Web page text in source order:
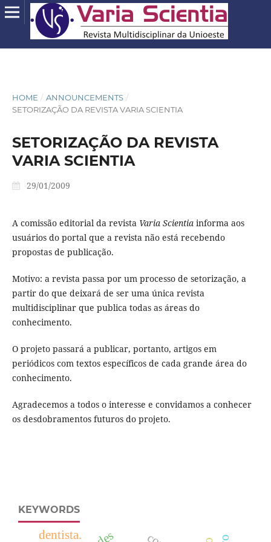
HOME / ANNOUNCEMENTS /
SETORIZAÇÃO DA REVISTA VARIA SCIENTIA
SETORIZAÇÃO DA REVISTA
VARIA SCIENTIA
29/01/2009
A comissão editorial da revista Varia Scientiainforma aos
usuários do portal que a revista não está recebendo
propostas de publicação.
Motivo: a revista passa por um processo de setorização, a
partir do que deixará de ser uma única revista
multidisciplinar que publica todas as áreas do
conhecimento.
O projeto passará a publicar, portanto, artigos em
periódicos com textos específicos de cada grande área do
conhecimento.
Agradecemos a todos o interesse e convidamos a conhecer
os desdobramentos futuros do projeto.
KEYWORDS
dentista.